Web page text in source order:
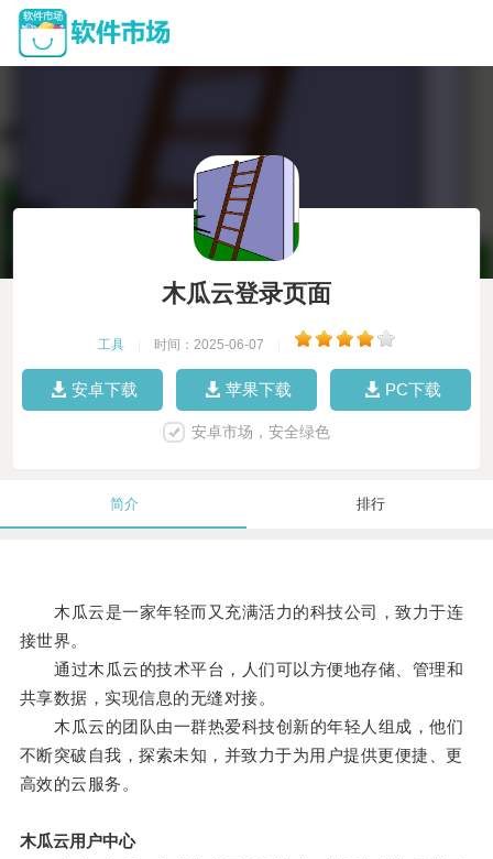
木瓜云登录页面
工具 时间：2025-06-07
安卓下载 苹果下载 PC下载
安卓市场，安全绿色
简介 排行
木瓜云是一家年轻而又充满活力的科技公司，致力于连
接世界。
通过木瓜云的技术平台，人们可以方便地存储、管理和
共享数据，实现信息的无缝对接。
木瓜云的团队由一群热爱科技创新的年轻人组成，他们
不断突破自我，探索未知，并致力于为用户提供更便捷、更
高效的云服务。
木瓜云用户中心